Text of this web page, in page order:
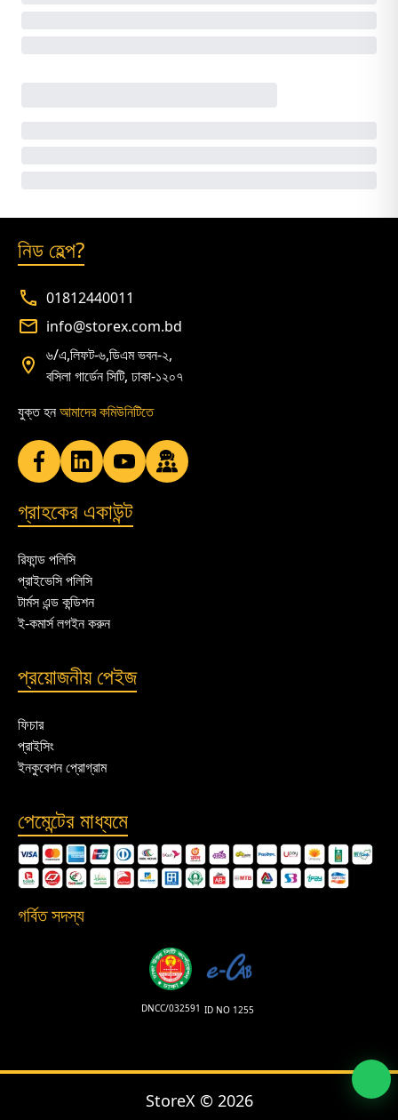
নিড হেল্প?
01812440011
info@storex.com.bd
৬/এ,লিফট-৬,ডিএম ভবন-২,
বসিলা গার্ডেন সিটি, ঢাকা-১২০৭
যুক্ত হনআমাদের কমিউনিটিতে
গ্রাহকের একাউন্ট
রিফান্ড পলিসি
প্রাইভেসি পলিসি
টার্মস এন্ড কন্ডিশন
ই-কমার্স লগইন করুন
প্রয়োজনীয় পেইজ
ফিচার
প্রাইসিং
ইনকুবেশন প্রোগ্রাম
পেমেন্টের মাধ্যমে
গর্বিত সদস্য
DNCC/032591 ID NO 1255
StoreX © 2026